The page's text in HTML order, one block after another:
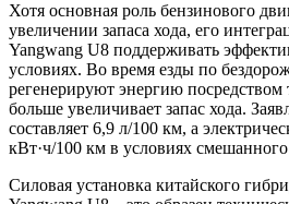
Хотя основная роль бензинового
увеличении запаса хода, его
Yangwang U8 поддерживать
условиях. Во время езды по
регенерируют энергию
больше увеличивает запас хода.
составляет 6,9 л/100 км, а
кВт·ч/100 км в условиях
Силовая установка китайского